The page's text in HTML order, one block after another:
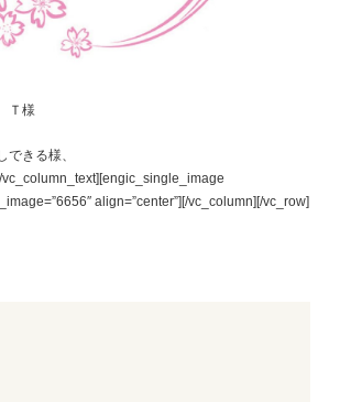
Ｔ様
できる様、
align=”center”][/vc_column][/vc_row]